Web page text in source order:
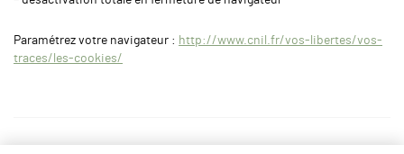
Paramétrez votre navigateur : http://www.cnil.fr/vos-libertes/vos-
traces/les-cookies/